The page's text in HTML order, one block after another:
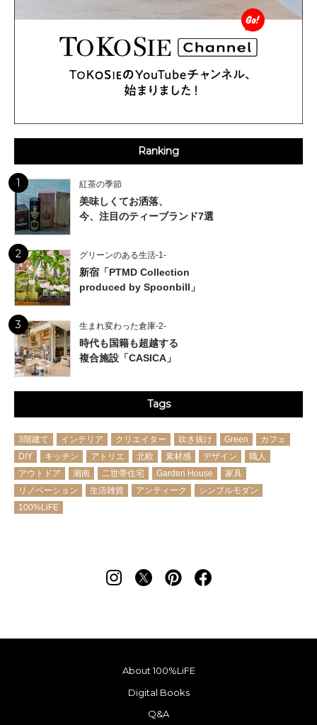
Ranking
1 紅茶の季節
美味しくてお洒落、
今、注目のティーブランド7選
2 グリーンのある生活-1-
新宿「PTMD Collection
produced by Spoonbill」
3 生まれ変わった倉庫-2-
時代も国籍も超越する
複合施設「CASICA」
Tags
3階建て インテリア クリエイター 吹き抜け Green
カフェ
DIY
キッチン アトリエ 北欧 素材感 デザイン
職人
アウトドア
湘南 二世帯住宅 Garden House
家具
リノベーション
生活雑貨 アンティーク
シンプルモダン
100%LiFE
About 100%LiFE
Digital Books
Q&A